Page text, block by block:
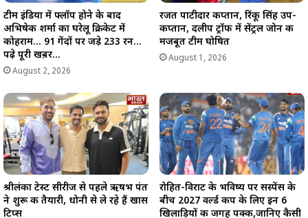
टीम इंडिया में फ्लॉप होने के बाद
अभिषेक शर्मा का घरेलू क्रिकेट में
कोहराम… 91 गेंदों पर जड़े 233 रन…
पढ़े पूरी खब़र…
August 2, 2026
रजत पाटीदार कप्तान, रिंकू सिंह उप-
कप्तान, दलीप ट्रॉफी में सेंट्रल जोन की
मजबूत टीम घोषित
August 1, 2026
श्रीलंका टेस्ट सीरीज से पहले ऋषभ पंत
ने शुरू की तैयारी, धोनी से ले रहे हैं खास
टिप्स
रोहित-विराट के भविष्य पर सस्पेंस के
बीच 2027 वर्ल्ड कप के लिए इन 6
खिलाड़ियों की जगह पक्की,जानिए कैसी